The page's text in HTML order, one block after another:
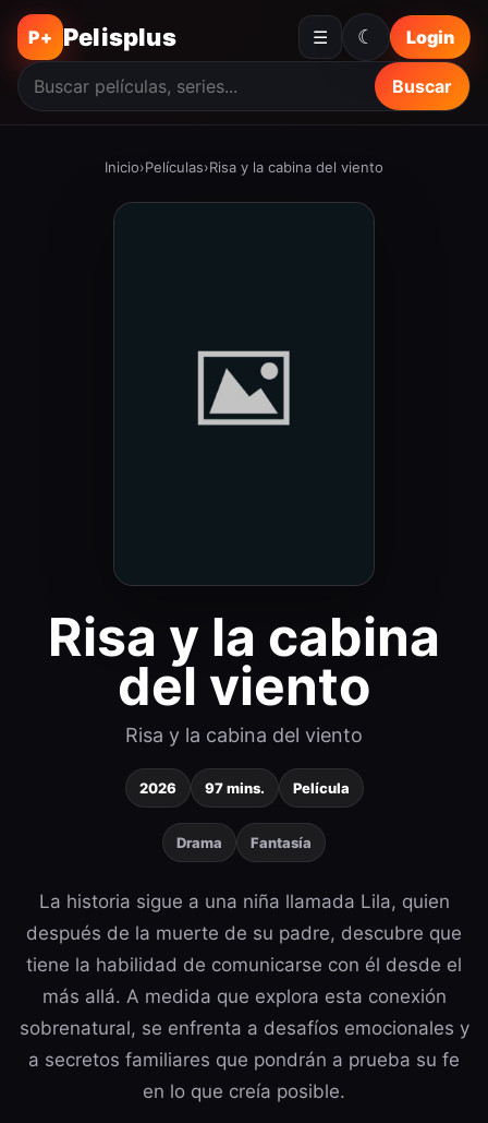
P+ Pelisplus ☰
Buscar
Login
☾
Inicio›Películas›Risa y la cabina del viento
Risa y la cabina
del viento
Risa y la cabina del viento
2026 97 mins. Película
Drama Fantasía
La historia sigue a una niña llamada Lila, quien
después de la muerte de su padre, descubre que
tiene la habilidad de comunicarse con él desde el
más allá. A medida que explora esta conexión
sobrenatural, se enfrenta a desafíos emocionales y
a secretos familiares que pondrán a prueba su fe
en lo que creía posible.